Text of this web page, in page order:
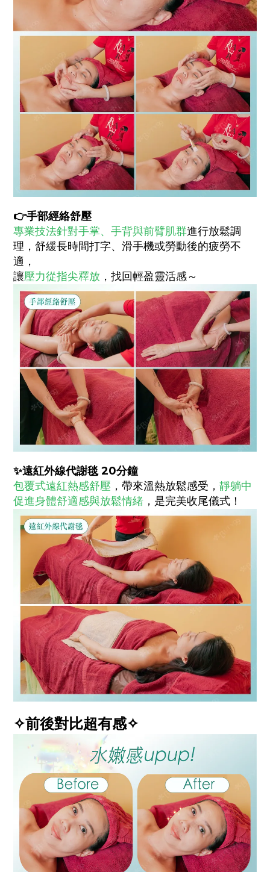
👉手部經絡舒壓
專業技法針對手掌、手背與前臂肌群進行放鬆調
理，舒緩長時間打字、滑手機或勞動後的疲勞不
適，
讓壓力從指尖釋放 ，找回輕盈靈活感～
✨遠紅外線代謝毯 20分鐘
包覆式遠紅熱感舒壓 ，帶來溫熱放鬆感受， 靜躺中
促進身體舒適感與放鬆情緒 ，是完美收尾儀式！
✧前後對比超有感✧